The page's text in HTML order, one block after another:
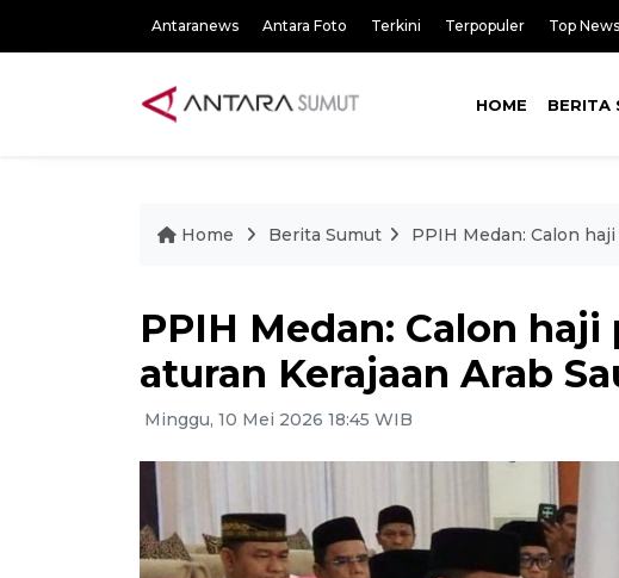
Antaranews Antara Foto Terkini Terpopuler Top News
HOME BERITA
Home Berita Sumut PPIH Medan: Calon
PPIH Medan: Calon
aturan Kerajaan Arab
Minggu, 10 Mei 2026 18:45 WIB